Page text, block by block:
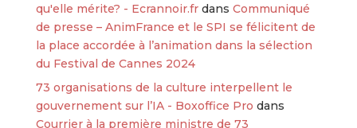
qu'elle mérite? - Ecrannoir.frdans Communiqué
de presse – AnimFrance et le SPI se félicitent de
la place accordée à l’animation dans la sélection
du Festival de Cannes 2024
73 organisations de la culture interpellent le
gouvernement sur l’IA - Boxoffice Pro dans
Courrier à la première ministre de 73